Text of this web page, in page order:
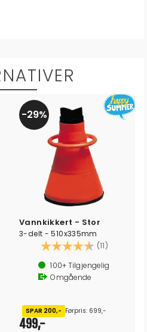
av 5 mulige
29%
Vannkikkert - Stor
3-delt - 510x335mm
Karakter: (11)
100+Tilgjengelig
Omgående
499,-
SPAR 200,- Førpris: 699,-